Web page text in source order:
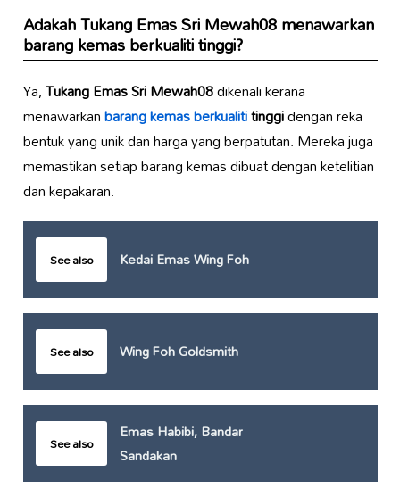
AdakahTukang Emas Sri Mewah08menawarkan
barang kemas berkualiti tinggi?
Ya,Tukang Emas Sri Mewah08dikenali kerana
menawarkanbarang kemas berkualititinggidengan reka
bentuk yang unik dan harga yang berpatutan. Mereka juga
memastikan setiap barang kemas dibuat dengan ketelitian
dan kepakaran.
See also Kedai Emas Wing Foh
See also Wing Foh Goldsmith
See also
Emas Habibi, Bandar
Sandakan